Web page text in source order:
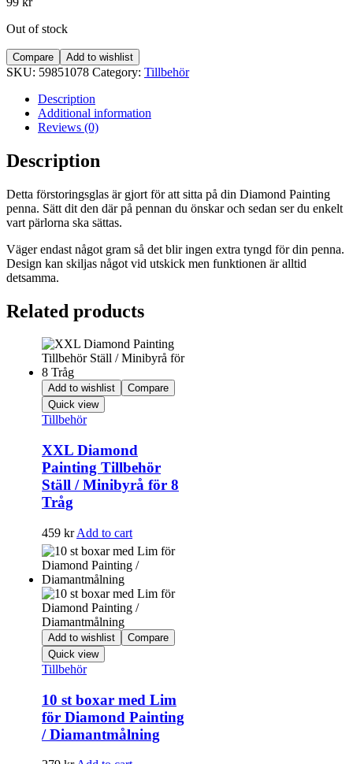
Out of stock
Compare Add to wishlist
SKU: 59851078 Category: Tillbehör
Description
Additional information
Reviews (0)
Description
Detta förstoringsglas är gjort för att sitta på din Diamond Painting
penna. Sätt dit den där på pennan du önskar och sedan ser du enkelt
vart pärlorna ska sättas.
Väger endast något gram så det blir ingen extra tyngd för din penna.
Design kan skiljas något vid utskick men funktionen är alltid
detsamma.
Related products
Add to wishlist
Compare
Quick view
Tillbehör
XXL Diamond
Painting Tillbehör
Ställ / Minibyrå för 8
Tråg
459 kr Add to cart
Add to wishlist
Compare
Quick view
Tillbehör
10 st boxar med Lim
för Diamond Painting
/ Diamantmålning